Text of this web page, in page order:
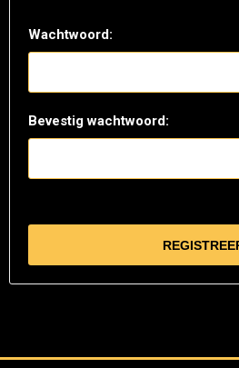
Wachtwoord:
Bevestig wachtwoord: